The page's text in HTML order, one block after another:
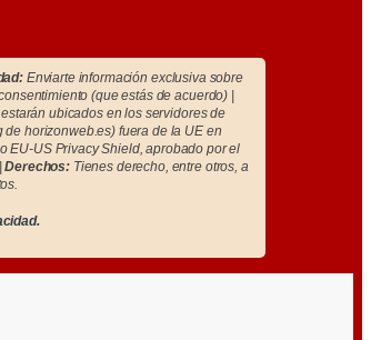
Enviarte información exclusiva sobre
(que estás de acuerdo) |
ubicados en los servidores de
horizonweb.es) fuera de la UE en
EU-US Privacy Shield, aprobado por el
Derechos: Tienes derecho, entre otros, a